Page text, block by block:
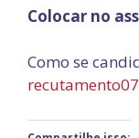
Colocar no
Como se